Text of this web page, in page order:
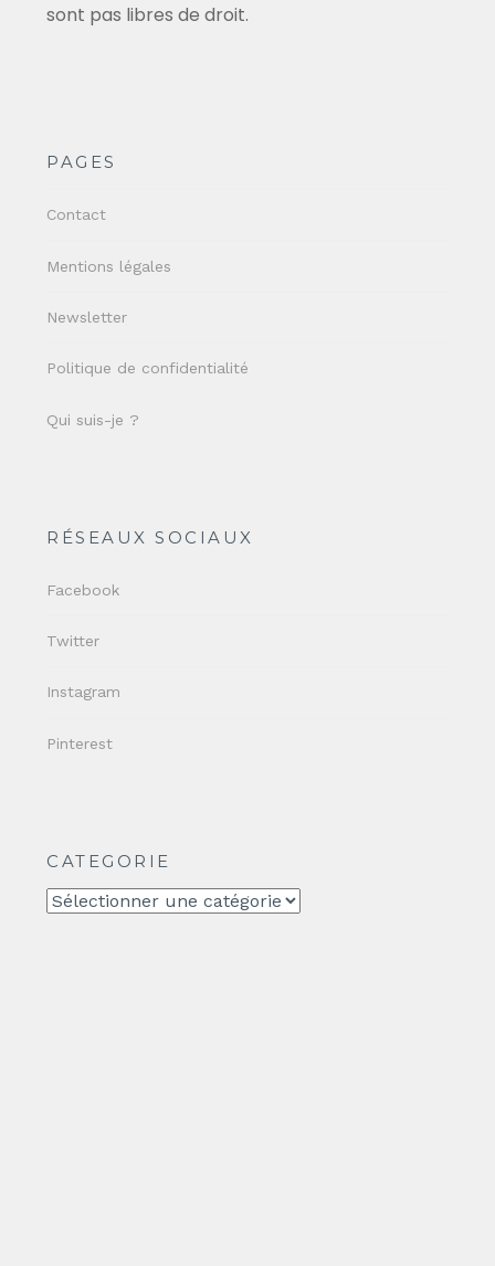
sont pas libres de droit.
PAGES
Contact
Mentions légales
Newsletter
Politique de confidentialité
Qui suis-je ?
RÉSEAUX SOCIAUX
Facebook
Twitter
Instagram
Pinterest
CATEGORIE
CATEGORIE